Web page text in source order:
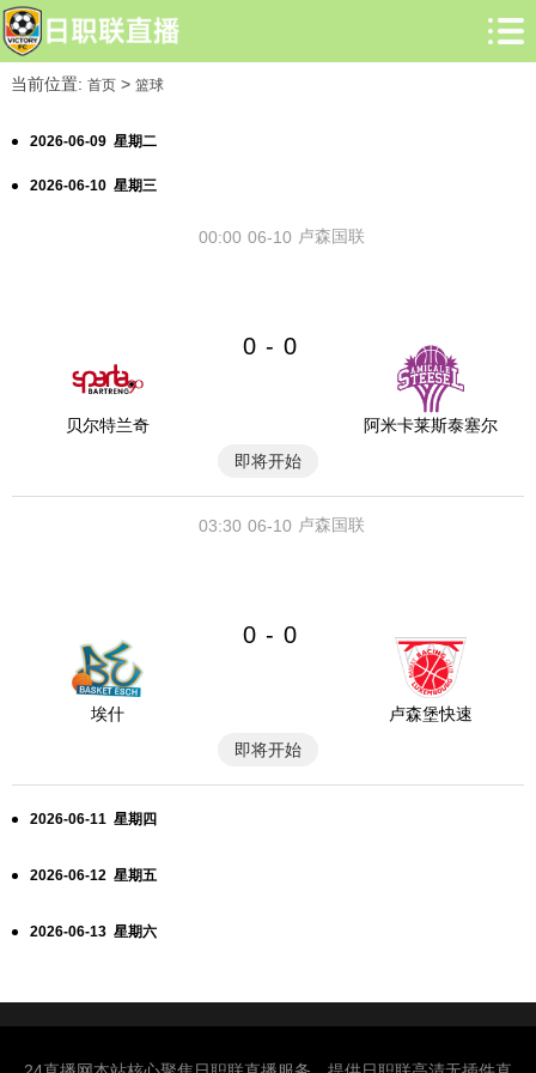
当前位置: 首页> 篮球
2026-06-09 星期二
2026-06-10 星期三
06-10
00:00 卢森国联
贝尔特兰奇
0 - 0
阿米卡莱斯泰塞尔
即将开始
06-10
03:30 卢森国联
埃什
0 - 0
卢森堡快速
即将开始
2026-06-11 星期四
2026-06-12 星期五
2026-06-13 星期六